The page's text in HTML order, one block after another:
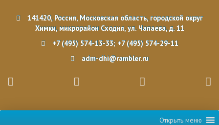
141420, Россия, Московская область, городской округ
Химки, микрорайон Сходня, ул. Чапаева, д. 11
+7 (495) 574-13-33; +7 (495) 574-29-11
adm-dhi@rambler.ru
Открыть меню